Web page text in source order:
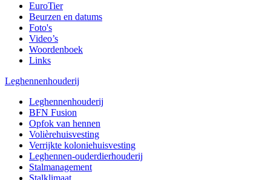
EuroTier
Beurzen en datums
Foto's
Video’s
Woordenboek
Links
Leghennenhouderij
Leghennenhouderij
BFN Fusion
Opfok van hennen
Volièrehuisvesting
Verrijkte koloniehuisvesting
Leghennen-ouderdierhouderij
Stalmanagement
Stalklimaat